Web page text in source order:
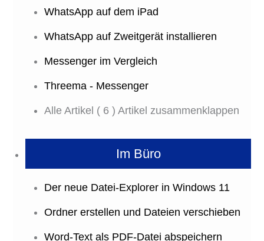
WhatsApp auf dem iPad
WhatsApp auf Zweitgerät installieren
Messenger im Vergleich
Threema - Messenger
Alle Artikel ( 6 ) Artikel zusammenklappen
Im Büro
Der neue Datei-Explorer in Windows 11
Ordner erstellen und Dateien verschieben
Word-Text als PDF-Datei abspeichern